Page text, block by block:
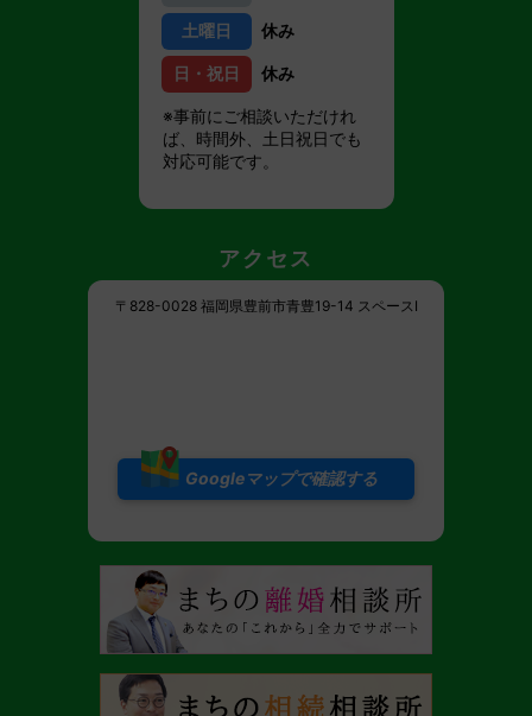
土曜日 休み
日・祝日 休み
※事前にご相談いただけれ
ば、時間外、土日祝日でも
対応可能です。
アクセス
〒828-0028 福岡県豊前市青豊19-14 スペースI
Googleマップで確認する